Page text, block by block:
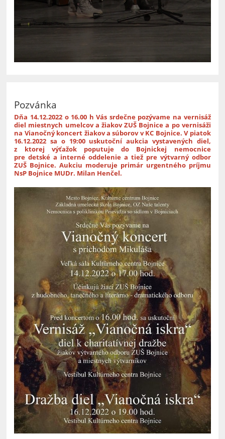
Pozvánka
Dňa 14.12.2022 o 16.00 h Vás srdečne pozývame na vernisáž
diel miestnych umelcov a žiakov ZUŠ Bojnice a po vernisáži
na Vianočný koncert žiakov a súborov v KC Bojnice.V piatok
16.12.2022 sa o 19:00 uskutoční aukcia vystavených diel,
z ktorej výťažok poputuje do Bojnickej nemocnice
pre detské a interné oddelenie a tiež pre výtvarný odbor
ZUŠ Bojnice.Aukciu moderuje primár urgentného príjmu
NsP Bojnice MUDr. Milan Henčel.